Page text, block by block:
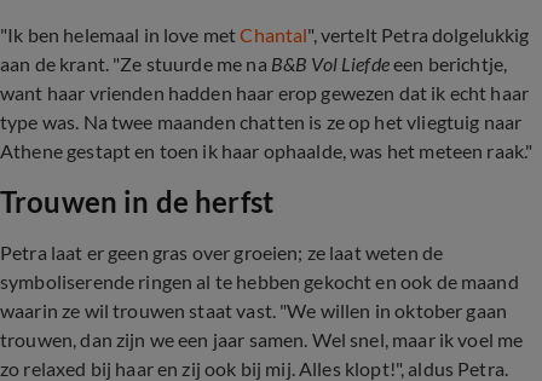
"Ik ben helemaal in love metChantal", vertelt Petra dolgelukkig
aan de krant. "Ze stuurde me na B&B Vol Liefdeeen berichtje,
want haar vrienden hadden haar erop gewezen dat ik echt haar
type was. Na twee maanden chatten is ze op het vliegtuig naar
Athene gestapt en toen ik haar ophaalde, was het meteen raak."
Trouwen in de herfst
Petra laat er geen gras over groeien; ze laat weten de
symboliserende ringen al te hebben gekocht en ook de maand
waarin ze wil trouwen staat vast. "We willen in oktober gaan
trouwen, dan zijn we een jaar samen. Wel snel, maar ik voel me
zo relaxed bij haar en zij ook bij mij. Alles klopt!", aldus Petra.